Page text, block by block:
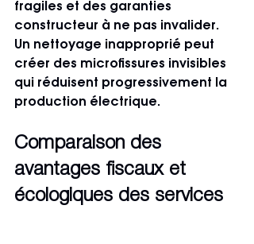
fragiles et des garanties
constructeur à ne pas invalider.
Un nettoyage inapproprié peut
créer des microfissures invisibles
qui réduisent progressivement la
production électrique.
Comparaison des
avantages fiscaux et
écologiques des services